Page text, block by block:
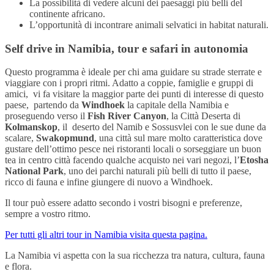
La possibilità di vedere alcuni dei paesaggi più belli del
continente africano.
L’opportunità di incontrare animali selvatici in habitat naturali.
Self drive in Namibia, tour e safari in autonomia
Questo programma è ideale per chi ama guidare su strade sterrate e
viaggiare con i propri ritmi. Adatto a coppie, famiglie e gruppi di
amici, vi fa visitare la maggior parte dei punti di interesse di questo
paese, partendo da Windhoek la capitale della Namibia e
proseguendo verso il Fish River Canyon, la Città Deserta di
Kolmanskop, il deserto del Namib e Sossusvlei con le sue dune da
scalare, Swakopmund, una città sul mare molto caratteristica dove
gustare dell’ottimo pesce nei ristoranti locali o sorseggiare un buon
tea in centro città facendo qualche acquisto nei vari negozi, l’Etosha
National Park, uno dei parchi naturali più belli di tutto il paese,
ricco di fauna e infine giungere di nuovo a Windhoek.
Il tour può essere adatto secondo i vostri bisogni e preferenze,
sempre a vostro ritmo.
Per tutti gli altri tour in Namibia visita questa pagina.
La Namibia vi aspetta con la sua ricchezza tra natura, cultura, fauna
e flora.